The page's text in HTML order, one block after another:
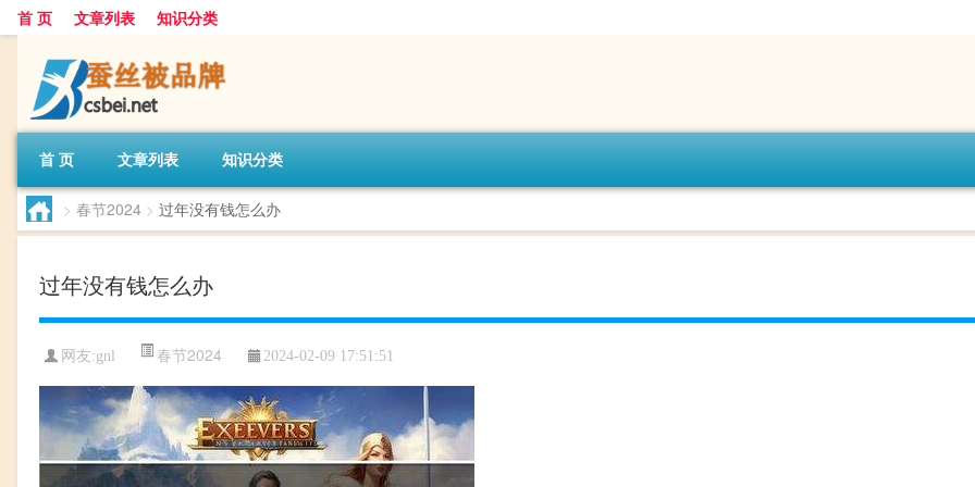
首 页 文章列表 知识分类
首 页 文章列表 知识分类
> 春节2024 > 过年没有钱怎么办
过年没有钱怎么办
网友:gnl 春节2024 2024-02-09 17:51:51